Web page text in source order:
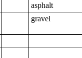
asphalt
gravel